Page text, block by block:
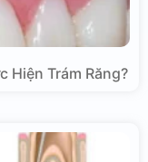
Hiện Trám Răng?